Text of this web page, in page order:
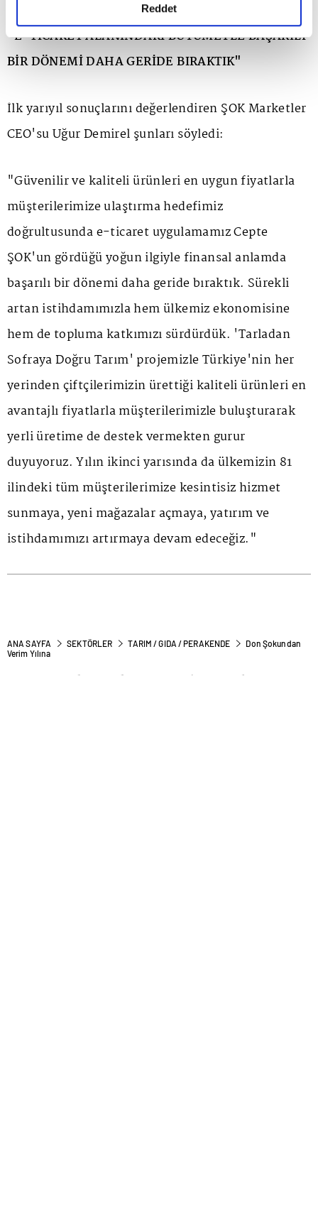
detaylı bilgi almak için lütfentıklayınız.
Reddet
"E-TİCARET ALANINDAKİ BÜYÜMEYLE BAŞARILI
BİR DÖNEMİ DAHA GERİDE BIRAKTIK"
İlk yarıyıl sonuçlarını değerlendiren ŞOK Marketler
CEO'su Uğur Demirel şunları söyledi:
"Güvenilir ve kaliteli ürünleri en uygun fiyatlarla
müşterilerimize ulaştırma hedefimiz
doğrultusunda e-ticaret uygulamamız Cepte
ŞOK'un gördüğü yoğun ilgiyle finansal anlamda
başarılı bir dönemi daha geride bıraktık. Sürekli
artan istihdamımızla hem ülkemiz ekonomisine
hem de topluma katkımızı sürdürdük. 'Tarladan
Sofraya Doğru Tarım' projemizle Türkiye'nin her
yerinden çiftçilerimizin ürettiği kaliteli ürünleri en
avantajlı fiyatlarla müşterilerimizle buluşturarak
yerli üretime de destek vermekten gurur
duyuyoruz. Yılın ikinci yarısında da ülkemizin 81
ilindeki tüm müşterilerimize kesintisiz hizmet
sunmaya, yeni mağazalar açmaya, yatırım ve
istihdamımızı artırmaya devam edeceğiz."
ANA SAYFA SEKTÖRLER TARIM / GIDA / PERAKENDE
Don Şokundan
Verim Yılına
Don Şokundan Verim Yılına